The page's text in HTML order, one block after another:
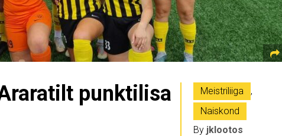
punktilisa Meistriliiga
,
Naiskond
By jklootos